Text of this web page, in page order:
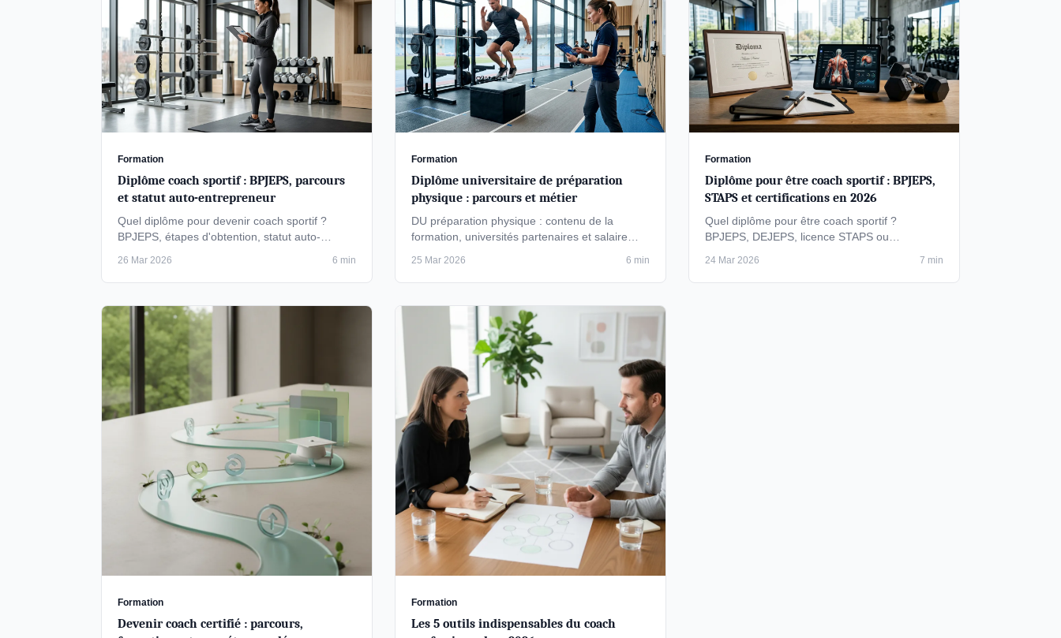
Formation
Diplôme coach sportif : BPJEPS, parcours
et statut auto-entrepreneur
Quel diplôme pour devenir coach sportif ?
BPJEPS, étapes d'obtention, statut auto-
26 Mar 2026 6 min
Formation
Diplôme universitaire de préparation
physique : parcours et métier
DU préparation physique : contenu de la
formation, universités partenaires et salaire
25 Mar 2026 6 min
Formation
Diplôme pour être coach sportif : BPJEPS,
STAPS et certifications en 2026
Quel diplôme pour être coach sportif ?
BPJEPS, DEJEPS, licence STAPS ou
24 Mar 2026 7 min
Formation
Devenir coach certifié : parcours,
Formation
Les 5 outils indispensables du coach